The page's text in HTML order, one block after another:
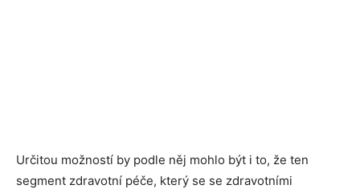
Určitou možností by podle něj mohlo být i to, že ten
segment zdravotní péče, který se se zdravotními